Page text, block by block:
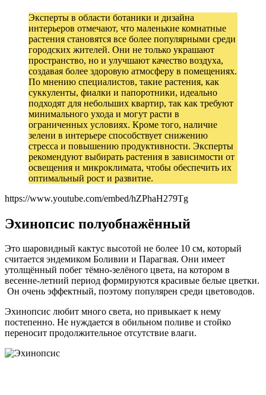
Эксперты в области ботаники и дизайна
интерьеров отмечают, что маленькие комнатные
растения становятся все более популярными среди
городских жителей. Они не только украшают
пространство, но и улучшают качество воздуха,
создавая более здоровую атмосферу в помещениях.
По мнению специалистов, такие растения, как
суккуленты, фиалки и папоротники, идеально
подходят для небольших квартир, так как требуют
минимального ухода и могут расти в
ограниченных условиях. Кроме того, наличие
зелени в интерьере способствует снижению
стресса и повышению продуктивности. Эксперты
рекомендуют выбирать растения в зависимости от
освещения и микроклимата, чтобы обеспечить их
оптимальный рост и развитие.
https://www.youtube.com/embed/hZPhaH279Tg
Эхинопсис полуобнажённый
Это шаровидный кактус высотой не более 10 см, который
считается эндемиком Боливии и Парагвая. Они имеет
утолщённый побег тёмно-зелёного цвета, на котором в
весенне-летний период формируются красивые белые цветки.
Он очень эффектный, поэтому популярен среди цветоводов.
Эхинопсис любит много света, но привыкает к нему
постепенно. Не нуждается в обильном поливе и стойко
переносит продолжительное отсутствие влаги.